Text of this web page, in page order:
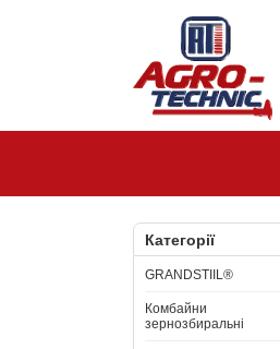
Категорії
GRANDSTIIL®
Комбайни
зернозбиральні